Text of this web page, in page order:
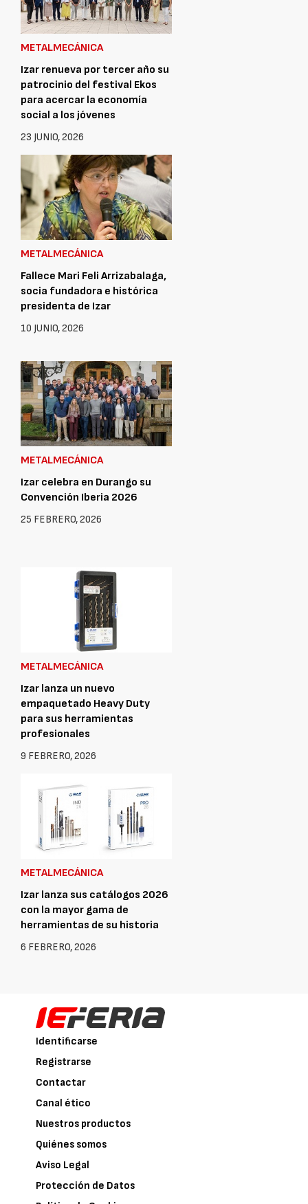
METALMECÁNICA
Izar renueva por tercer año su
patrocinio del festival Ekos
para acercar la economía
social a los jóvenes
23 JUNIO, 2026
METALMECÁNICA
Fallece Mari Feli Arrizabalaga,
socia fundadora e histórica
presidenta de Izar
10 JUNIO, 2026
METALMECÁNICA
Izar celebra en Durango su
Convención Iberia 2026
25 FEBRERO, 2026
METALMECÁNICA
Izar lanza un nuevo
empaquetado Heavy Duty
para sus herramientas
profesionales
9 FEBRERO, 2026
METALMECÁNICA
Izar lanza sus catálogos 2026
con la mayor gama de
herramientas de su historia
6 FEBRERO, 2026
Identificarse
Registrarse
Contactar
Canal ético
Nuestros productos
Quiénes somos
Aviso Legal
Protección de Datos